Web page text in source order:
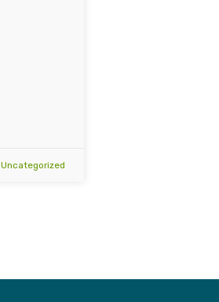
Uncategorized